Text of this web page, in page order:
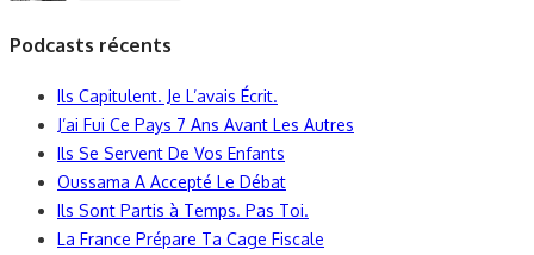
Podcasts récents
Ils Capitulent. Je L’avais Écrit.
J’ai Fui Ce Pays 7 Ans Avant Les Autres
Ils Se Servent De Vos Enfants
Oussama A Accepté Le Débat
Ils Sont Partis à Temps. Pas Toi.
La France Prépare Ta Cage Fiscale